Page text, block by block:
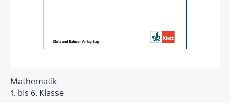
Mathematik
1. bis 6. Klasse